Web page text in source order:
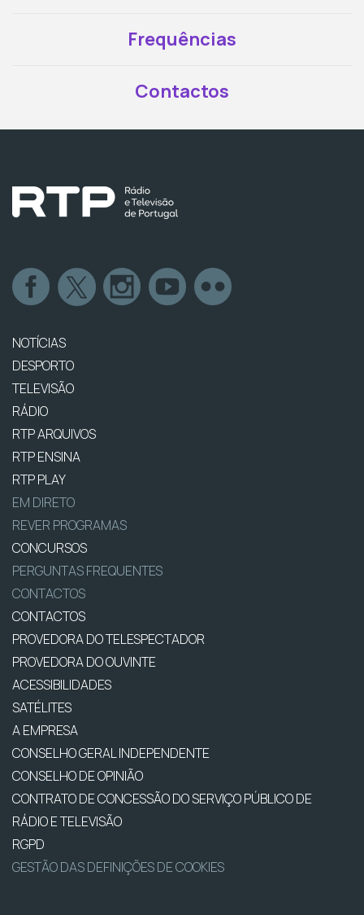
Frequências
Contactos
NOTÍCIAS
DESPORTO
TELEVISÃO
RÁDIO
RTP ARQUIVOS
RTP ENSINA
RTP PLAY
EM DIRETO
REVER PROGRAMAS
CONCURSOS
PERGUNTAS FREQUENTES
CONTACTOS
CONTACTOS
PROVEDORA DO TELESPECTADOR
PROVEDORA DO OUVINTE
ACESSIBILIDADES
SATÉLITES
A EMPRESA
CONSELHO GERAL INDEPENDENTE
CONSELHO DE OPINIÃO
CONTRATO DE CONCESSÃO DO SERVIÇO PÚBLICO DE
RÁDIO E TELEVISÃO
RGPD
GESTÃO DAS DEFINIÇÕES DE COOKIES